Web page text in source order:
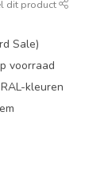
dit product
Sale)
voorraad
kleuren